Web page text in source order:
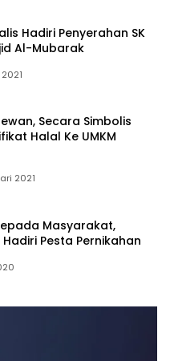
Hadiri Penyerahan SK
Al-Mubarak
Secara Simbolis
Halal Ke UMKM
2021
Masyarakat,
Pesta Pernikahan